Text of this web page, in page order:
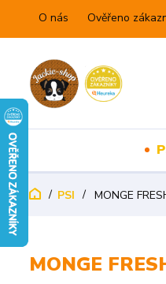
O nás Ověřeno
PSI MONGE
MONGE